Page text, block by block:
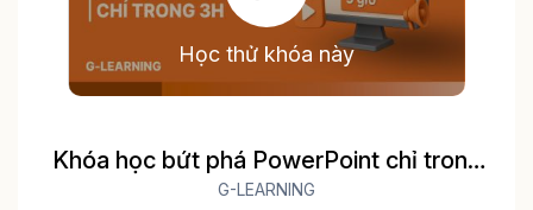
Học thử khóa này
Khóa học bứt phá PowerPoint chỉ trong
3h
G-LEARNING